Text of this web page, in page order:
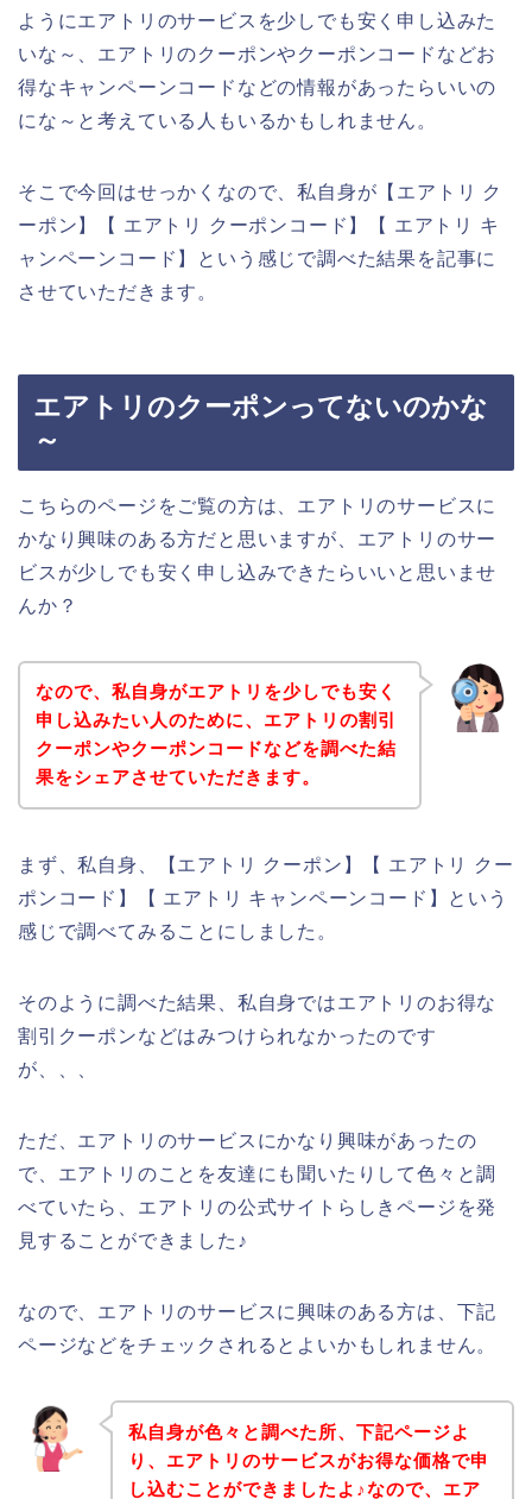
ようにエアトリのサービスを少しでも安く申し込みた
いな～、エアトリのクーポンやクーポンコードなどお
得なキャンペーンコードなどの情報があったらいいの
にな～と考えている人もいるかもしれません。
そこで今回はせっかくなので、私自身が【エアトリ ク
ーポン】【 エアトリ クーポンコード】【 エアトリ キ
ャンペーンコード】という感じで調べた結果を記事に
させていただきます。
エアトリのクーポンってないのかな
～
こちらのページをご覧の方は、エアトリのサービスに
かなり興味のある方だと思いますが、エアトリのサー
ビスが少しでも安く申し込みできたらいいと思いませ
んか？
なので、私自身がエアトリを少しでも安く
申し込みたい人のために、エアトリの割引
クーポンやクーポンコードなどを調べた結
果をシェアさせていただきます。
まず、私自身、【エアトリ クーポン】【 エアトリ クー
ポンコード】【 エアトリ キャンペーンコード】という
感じで調べてみることにしました。
そのように調べた結果、私自身ではエアトリのお得な
割引クーポンなどはみつけられなかったのです
が、、、
ただ、エアトリのサービスにかなり興味があったの
で、エアトリのことを友達にも聞いたりして色々と調
べていたら、エアトリの公式サイトらしきページを発
見することができました♪
なので、エアトリのサービスに興味のある方は、下記
ページなどをチェックされるとよいかもしれません。
私自身が色々と調べた所、下記ページよ
り、エアトリのサービスがお得な価格で申
し込むことができましたよ♪なので、エア